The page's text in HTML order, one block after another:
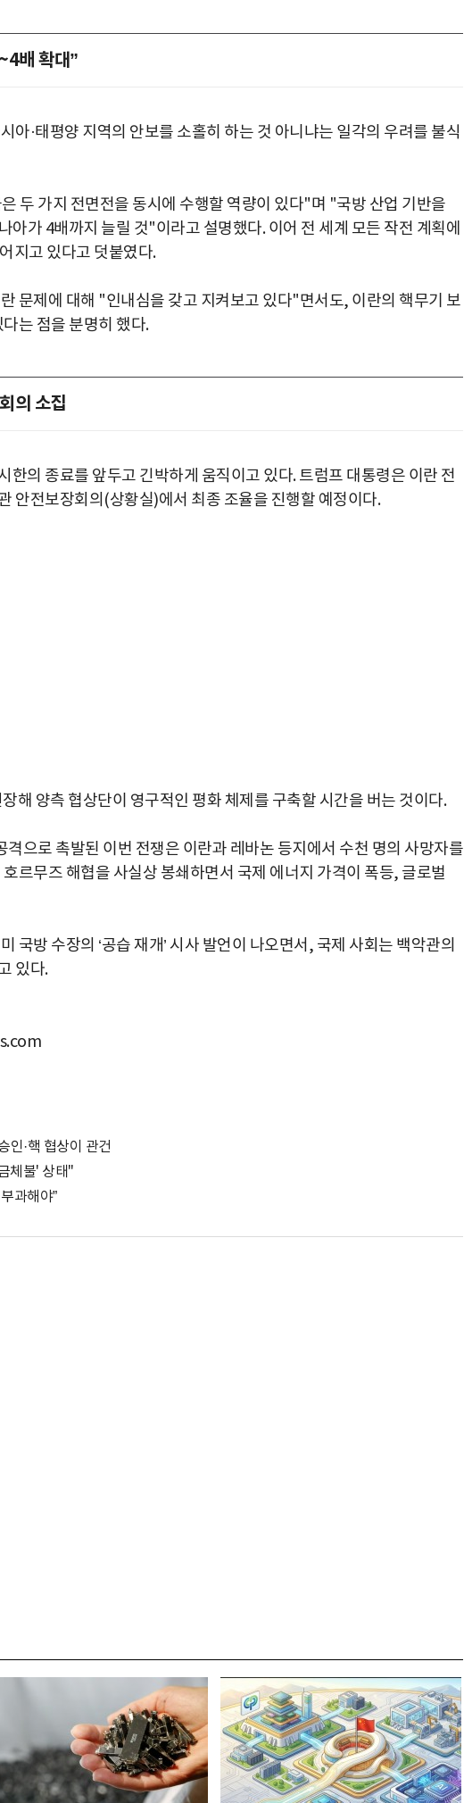
배 확대”
아·태평양 지역의 안보를 소홀히 하는 것 아니냐는 일각의 우려를 불식
두 가지 전면전을 동시에 수행할 역량이 있다"며 "국방 산업 기반을
아가 4배까지 늘릴 것"이라고 설명했다. 이어 전 세계 모든 작전 계획에
지고 있다고 덧붙였다.
문제에 대해 "인내심을 갖고 지켜보고 있다"면서도, 이란의 핵무기 보
다는 점을 분명히 했다.
의 소집
한의 종료를 앞두고 긴박하게 움직이고 있다. 트럼프 대통령은 이란 전
안전보장회의(상황실)에서 최종 조율을 진행할 예정이다.
해 양측 협상단이 영구적인 평화 체제를 구축할 시간을 버는 것이다.
으로 촉발된 이번 전쟁은 이란과 레바논 등지에서 수천 명의 사망자를
르무즈 해협을 사실상 봉쇄하면서 국제 에너지 가격이 폭등, 글로벌
국방 수장의 ‘공습 재개’ 시사 발언이 나오면서, 국제 사회는 백악관의
있다.
인·핵 협상이 관건
체불' 상태"
과해야”